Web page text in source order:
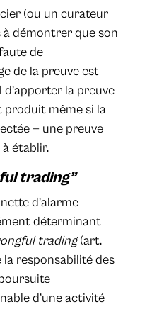
(ou un curateur
à démontrer que son
de
de la preuve est
d’apporter la preuve
produit même si la
— une preuve
établir.
trading”
d’alarme
déterminant
trading(art.
la responsabilité des
d’une activité